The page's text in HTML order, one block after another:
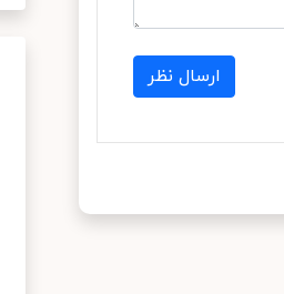
ارسال نظر